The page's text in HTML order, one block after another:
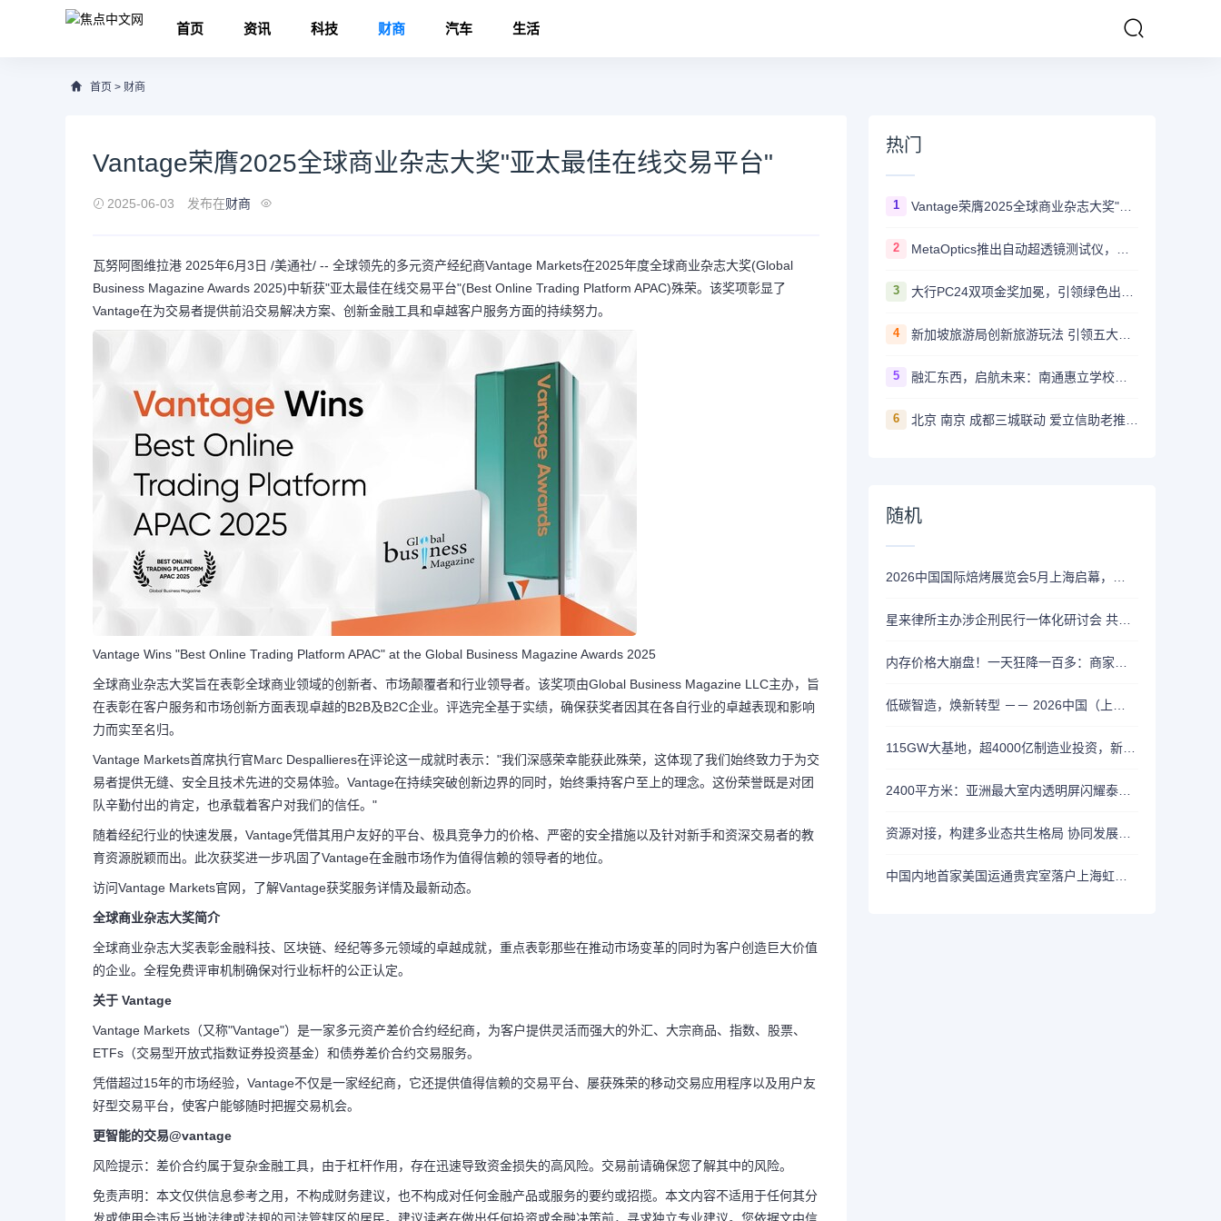
首页 资讯 科技 财商 汽车 生活
首页 > 财商
Vantage荣膺2025全球商业杂志大奖"亚太最佳在线交易平台"
2025-06-03 发布在财商
瓦努阿图维拉港 2025年6月3日 /美通社/ -- 全球领先的多元资产经纪商Vantage Markets在2025年度全球商业杂志大奖(Global
Business Magazine Awards 2025)中斩获"亚太最佳在线交易平台"(Best Online Trading Platform APAC)殊荣。该奖项彰显了
Vantage在为交易者提供前沿交易解决方案、创新金融工具和卓越客户服务方面的持续努力。
Vantage Wins "Best Online Trading Platform APAC" at the Global Business Magazine Awards 2025
全球商业杂志大奖旨在表彰全球商业领域的创新者、市场颠覆者和行业领导者。该奖项由Global Business Magazine LLC主办，旨
在表彰在客户服务和市场创新方面表现卓越的B2B及B2C企业。评选完全基于实绩，确保获奖者因其在各自行业的卓越表现和影响
力而实至名归。
Vantage Markets首席执行官Marc Despallieres在评论这一成就时表示："我们深感荣幸能获此殊荣，这体现了我们始终致力于为交
易者提供无缝、安全且技术先进的交易体验。Vantage在持续突破创新边界的同时，始终秉持客户至上的理念。这份荣誉既是对团
队辛勤付出的肯定，也承载着客户对我们的信任。"
随着经纪行业的快速发展，Vantage凭借其用户友好的平台、极具竞争力的价格、严密的安全措施以及针对新手和资深交易者的教
育资源脱颖而出。此次获奖进一步巩固了Vantage在金融市场作为值得信赖的领导者的地位。
访问Vantage Markets官网，了解Vantage获奖服务详情及最新动态。
全球商业杂志大奖简介
全球商业杂志大奖表彰金融科技、区块链、经纪等多元领域的卓越成就，重点表彰那些在推动市场变革的同时为客户创造巨大价值
的企业。全程免费评审机制确保对行业标杆的公正认定。
关于 Vantage
Vantage Markets （又称"Vantage"）是一家多元资产差价合约经纪商，为客户提供灵活而强大的外汇、大宗商品、指数、股票、
ETFs（交易型开放式指数证券投资基金）和债券差价合约交易服务。
凭借超过15年的市场经验，Vantage不仅是一家经纪商，它还提供值得信赖的交易平台、屡获殊荣的移动交易应用程序以及用户友
好型交易平台，使客户能够随时把握交易机会。
更智能的交易@vantage
风险提示：差价合约属于复杂金融工具，由于杠杆作用，存在迅速导致资金损失的高风险。交易前请确保您了解其中的风险。
免责声明：本文仅供信息参考之用，不构成财务建议，也不构成对任何金融产品或服务的要约或招揽。本文内容不适用于任何其分
热门
1 Vantage荣膺2025全球商业杂志大奖"亚太最佳在线交易平台"
2
3
4 新加坡旅游局创新旅游玩法 引领五大核心玩家解锁"反正好玩"之旅
5 融汇东西，启航未来：南通惠立学校海外学生寄宿项目正式启动
6
随机